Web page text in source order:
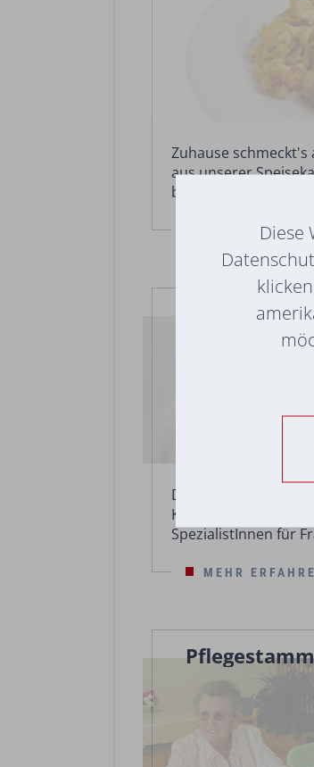
Zuhause schmeckt's
aus unserer
bringen Ihre
MEHR
Die
Krankenschwestern/
SpezialistInnen für
MEHR
Diese